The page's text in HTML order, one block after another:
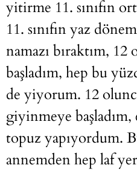
yitirme 11. sınıfın
11. sınıfın yaz
namazı bıraktım,
başladım, hep bu
de yiyorum. 12
giyinmeye başladım,
topuz yapıyordum.
annemden hep laf